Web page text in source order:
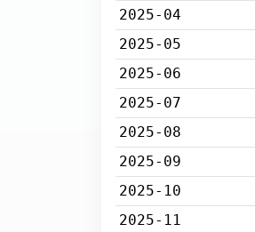
2025-04
2025-05
2025-06
2025-07
2025-08
2025-09
2025-10
2025-11